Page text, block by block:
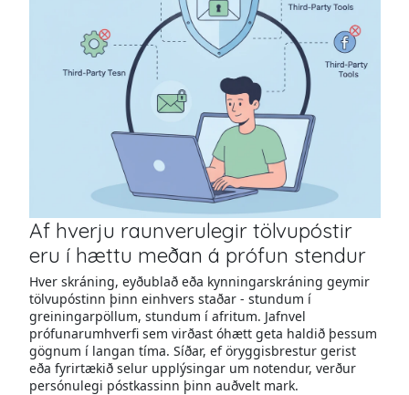
Af hverju raunverulegir tölvupóstir
eru í hættu meðan á prófun stendur
Hver skráning, eyðublað eða kynningarskráning geymir
tölvupóstinn þinn einhvers staðar - stundum í
greiningarpöllum, stundum í afritum. Jafnvel
prófunarumhverfi sem virðast óhætt geta haldið þessum
gögnum í langan tíma. Síðar, ef öryggisbrestur gerist
eða fyrirtækið selur upplýsingar um notendur, verður
persónulegi póstkassinn þinn auðvelt mark.